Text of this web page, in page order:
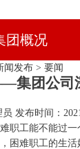
团概况
闻发布 > 要闻
集团公司
员 发布时间：
职工能不能过
困难职工的生